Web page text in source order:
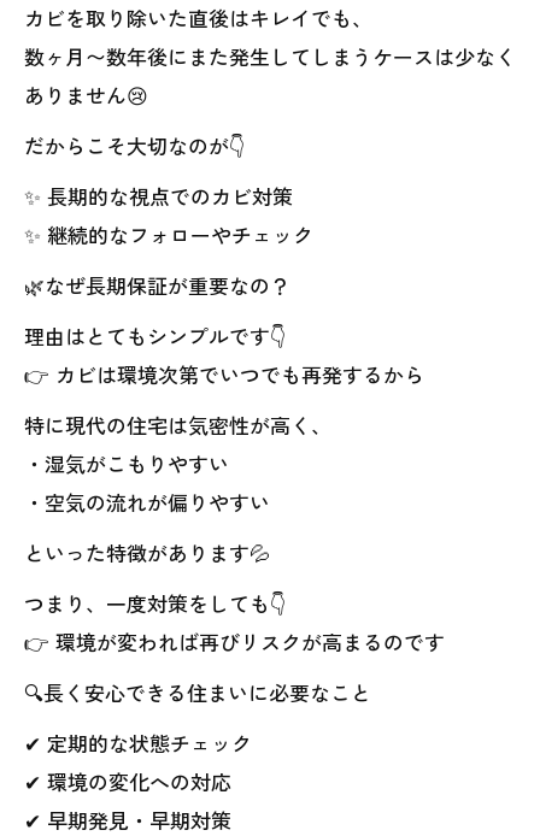
カビを取り除いた直後はキレイでも、
数ヶ月〜数年後にまた発生してしまうケースは少なく
ありません😢
だからこそ大切なのが👇
✨ 長期的な視点でのカビ対策
✨ 継続的なフォローやチェック
🌿なぜ長期保証が重要なの？
理由はとてもシンプルです👇
👉 カビは環境次第でいつでも再発するから
特に現代の住宅は気密性が高く、
・湿気がこもりやすい
・空気の流れが偏りやすい
といった特徴があります💦
つまり、一度対策をしても👇
👉 環境が変われば再びリスクが高まるのです
🔍長く安心できる住まいに必要なこと
✔ 定期的な状態チェック
✔ 環境の変化への対応
✔ 早期発見・早期対策